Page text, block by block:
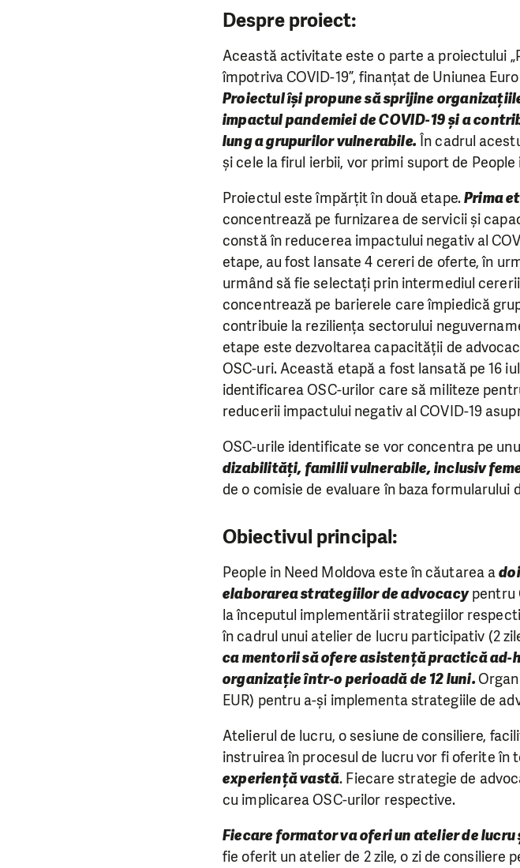
Despre proiect:
Această activitate este o parte a proiectului
împotriva COVID-19”, finanțat de Uniunea
Proiectul își propune să sprijine
impactul pandemiei de COVID-19 și a
lung a grupurilor vulnerabile. În cadrul
și cele la firul ierbii, vor primi suport de People
Proiectul este împărțit în două etape.Prima
concentrează pe furnizarea de servicii și
constă în reducerea impactului negativ al
etape, au fost lansate 4 cereri de oferte, în
urmând să fie selectați prin intermediul
concentrează pe barierele care împiedică
contribuie la reziliența sectorului
etape este dezvoltarea capacității de
OSC-uri. Această etapă a fost lansată pe 16
identificarea OSC-urilor care să militeze
reducerii impactului negativ al COVID-19
OSC-urile identificate se vor concentra pe
dizabilități, familii vulnerabile, inclusiv
de o comisie de evaluare în baza formularului
Obiectivul principal:
People in Need Moldova este în căutarea a
elaborarea strategiilor de advocacypentru
la începutul implementării strategiilor
în cadrul unui atelier de lucru participativ (2
ca mentorii să ofere asistență practică ad-
organizație într-o perioadă de 12 luni.
EUR) pentru a-și implementa strategiile de
Atelierul de lucru, o sesiune de consiliere,
instruirea în procesul de lucru vor fi oferite în
experiență vastă. Fiecare strategie de
cu implicarea OSC-urilor respective.
Fiecare formator va oferi un atelier de
fie oferit un atelier de 2 zile, o zi de